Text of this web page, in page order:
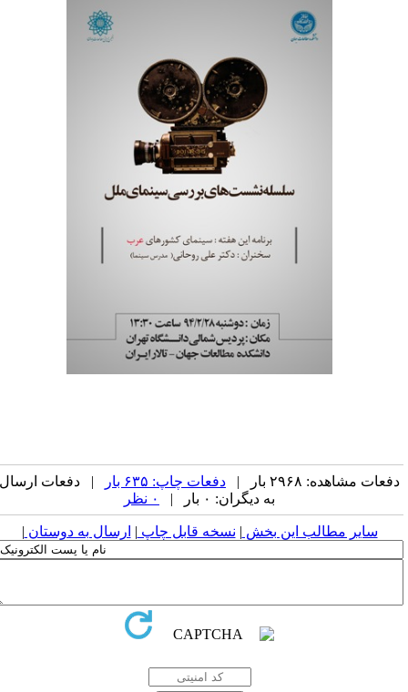
دفعات مشاهده: ۲۹۶۸ بار | دفعات چاپ: ۶۳۵ بار
| دفعات ارسال
به دیگران: ۰ بار |
سایر مطالب این بخش | نسخه قابل چاپ| ارسال به دوستان|